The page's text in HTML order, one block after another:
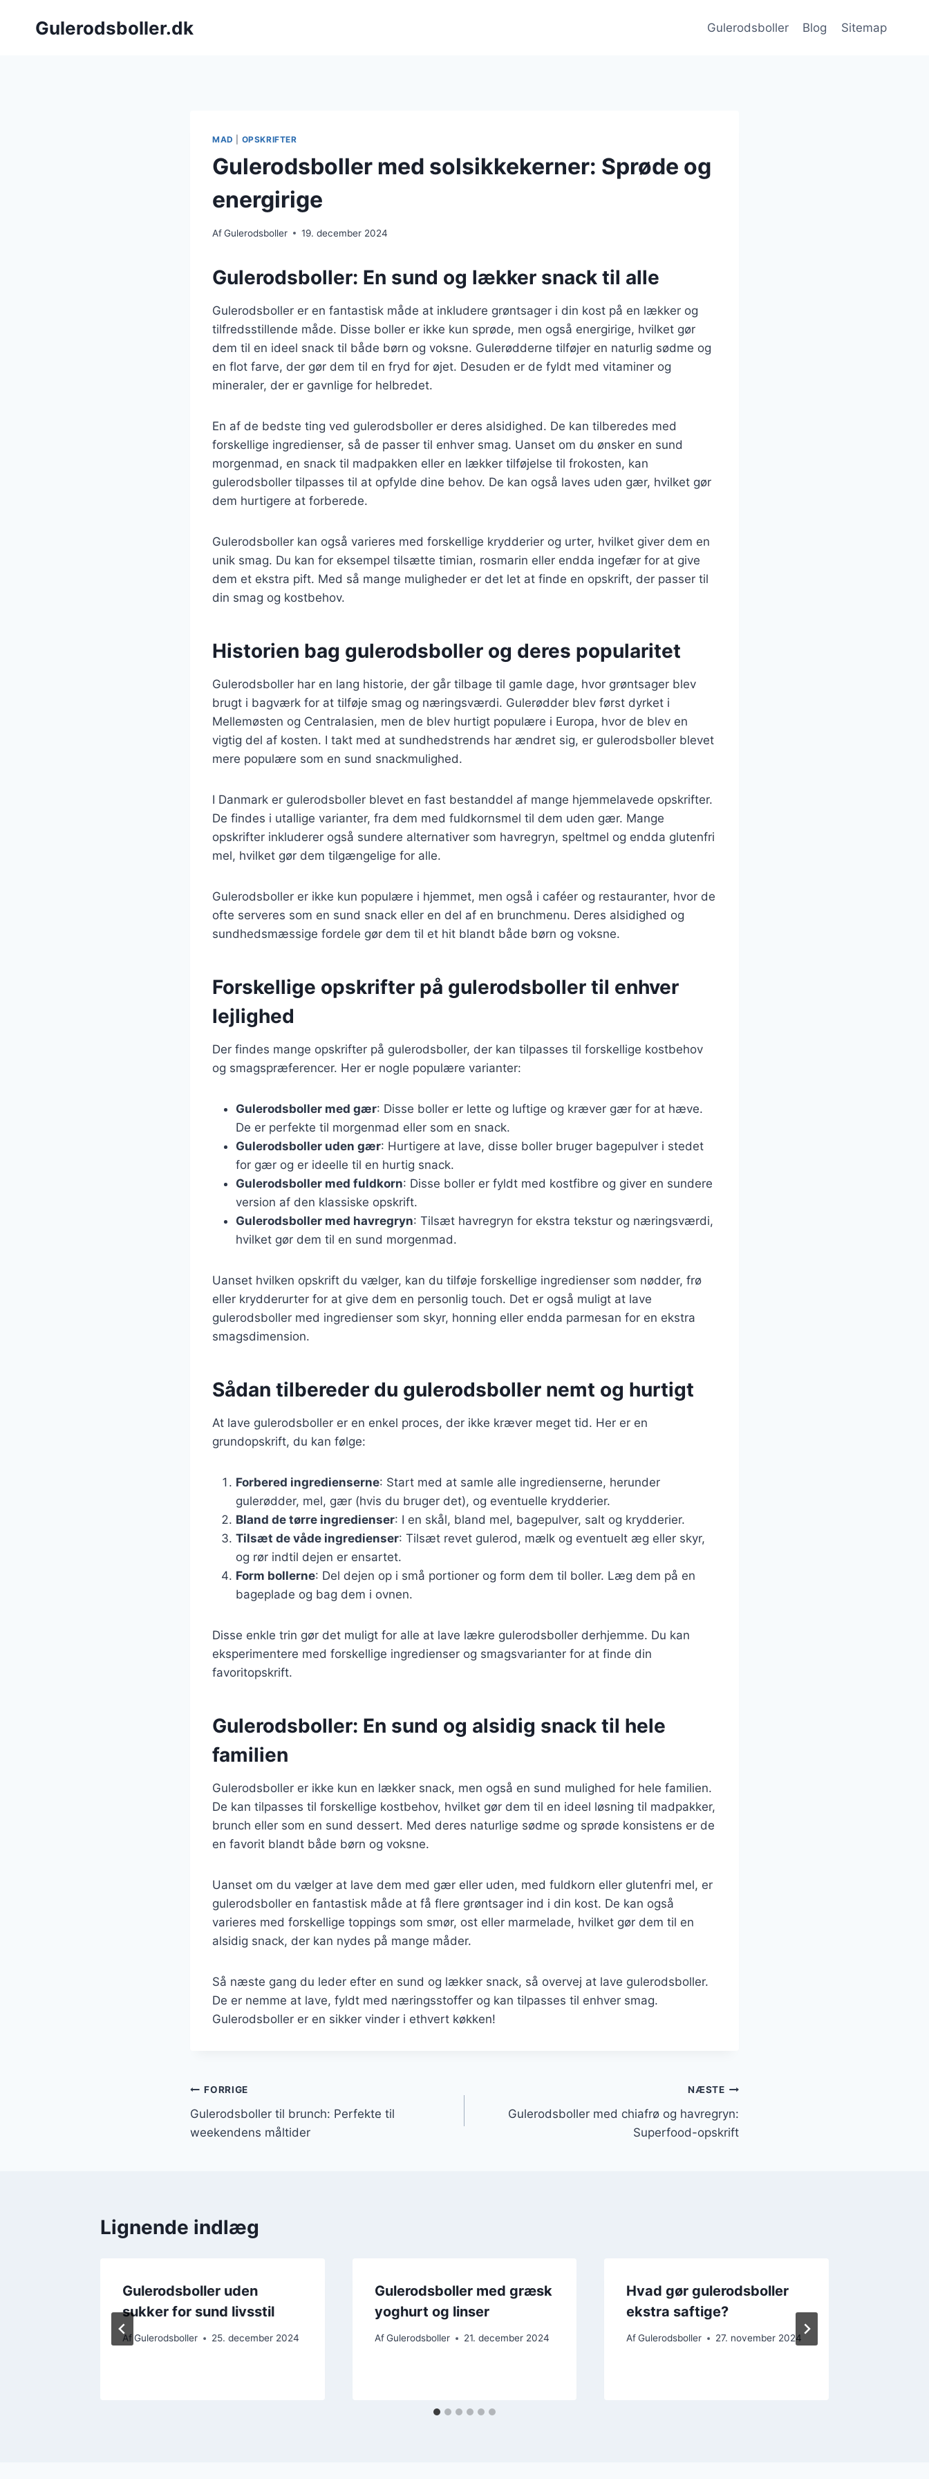
Gulerodsboller.dk Gulerodsboller Blog Sitemap
MAD OPSKRIFTER
Gulerodsboller med solsikkekerner: Sprøde og
energirige
AfGulerodsboller 19. december 2024
Gulerodsboller: En sund og lækker snack til alle
Gulerodsboller er en fantastisk måde at inkludere grøntsager i din kost på en lækker og
tilfredsstillende måde. Disse boller er ikke kun sprøde, men også energirige, hvilket gør
dem til en ideel snack til både børn og voksne. Gulerødderne tilføjer en naturlig sødme og
en flot farve, der gør dem til en fryd for øjet. Desuden er de fyldt med vitaminer og
mineraler, der er gavnlige for helbredet.
En af de bedste ting ved gulerodsboller er deres alsidighed. De kan tilberedes med
forskellige ingredienser, så de passer til enhver smag. Uanset om du ønsker en sund
morgenmad, en snack til madpakken eller en lækker tilføjelse til frokosten, kan
gulerodsboller tilpasses til at opfylde dine behov. De kan også laves uden gær, hvilket gør
dem hurtigere at forberede.
Gulerodsboller kan også varieres med forskellige krydderier og urter, hvilket giver dem en
unik smag. Du kan for eksempel tilsætte timian, rosmarin eller endda ingefær for at give
dem et ekstra pift. Med så mange muligheder er det let at finde en opskrift, der passer til
din smag og kostbehov.
Historien bag gulerodsboller og deres popularitet
Gulerodsboller har en lang historie, der går tilbage til gamle dage, hvor grøntsager blev
brugt i bagværk for at tilføje smag og næringsværdi. Gulerødder blev først dyrket i
Mellemøsten og Centralasien, men de blev hurtigt populære i Europa, hvor de blev en
vigtig del af kosten. I takt med at sundhedstrends har ændret sig, er gulerodsboller blevet
mere populære som en sund snackmulighed.
I Danmark er gulerodsboller blevet en fast bestanddel af mange hjemmelavede opskrifter.
De findes i utallige varianter, fra dem med fuldkornsmel til dem uden gær. Mange
opskrifter inkluderer også sundere alternativer som havregryn, speltmel og endda glutenfri
mel, hvilket gør dem tilgængelige for alle.
Gulerodsboller er ikke kun populære i hjemmet, men også i caféer og restauranter, hvor de
ofte serveres som en sund snack eller en del af en brunchmenu. Deres alsidighed og
sundhedsmæssige fordele gør dem til et hit blandt både børn og voksne.
Forskellige opskrifter på gulerodsboller til enhver
lejlighed
Der findes mange opskrifter på gulerodsboller, der kan tilpasses til forskellige kostbehov
og smagspræferencer. Her er nogle populære varianter:
Gulerodsboller med gær: Disse boller er lette og luftige og kræver gær for at hæve.
De er perfekte til morgenmad eller som en snack.
Gulerodsboller uden gær: Hurtigere at lave, disse boller bruger bagepulver i stedet
for gær og er ideelle til en hurtig snack.
Gulerodsboller med fuldkorn: Disse boller er fyldt med kostfibre og giver en sundere
version af den klassiske opskrift.
Gulerodsboller med havregryn: Tilsæt havregryn for ekstra tekstur og næringsværdi,
hvilket gør dem til en sund morgenmad.
Uanset hvilken opskrift du vælger, kan du tilføje forskellige ingredienser som nødder, frø
eller krydderurter for at give dem en personlig touch. Det er også muligt at lave
gulerodsboller med ingredienser som skyr, honning eller endda parmesan for en ekstra
smagsdimension.
Sådan tilbereder du gulerodsboller nemt og hurtigt
At lave gulerodsboller er en enkel proces, der ikke kræver meget tid. Her er en
grundopskrift, du kan følge:
Forbered ingredienserne: Start med at samle alle ingredienserne, herunder
gulerødder, mel, gær (hvis du bruger det), og eventuelle krydderier.
Bland de tørre ingredienser: I en skål, bland mel, bagepulver, salt og krydderier.
Tilsæt de våde ingredienser: Tilsæt revet gulerod, mælk og eventuelt æg eller skyr,
og rør indtil dejen er ensartet.
Form bollerne: Del dejen op i små portioner og form dem til boller. Læg dem på en
bageplade og bag dem i ovnen.
Disse enkle trin gør det muligt for alle at lave lækre gulerodsboller derhjemme. Du kan
eksperimentere med forskellige ingredienser og smagsvarianter for at finde din
favoritopskrift.
Gulerodsboller: En sund og alsidig snack til hele
familien
Gulerodsboller er ikke kun en lækker snack, men også en sund mulighed for hele familien.
De kan tilpasses til forskellige kostbehov, hvilket gør dem til en ideel løsning til madpakker,
brunch eller som en sund dessert. Med deres naturlige sødme og sprøde konsistens er de
en favorit blandt både børn og voksne.
Uanset om du vælger at lave dem med gær eller uden, med fuldkorn eller glutenfri mel, er
gulerodsboller en fantastisk måde at få flere grøntsager ind i din kost. De kan også
varieres med forskellige toppings som smør, ost eller marmelade, hvilket gør dem til en
alsidig snack, der kan nydes på mange måder.
Så næste gang du leder efter en sund og lækker snack, så overvej at lave gulerodsboller.
De er nemme at lave, fyldt med næringsstoffer og kan tilpasses til enhver smag.
Gulerodsboller er en sikker vinder i ethvert køkken!
Indlægsnavigation
FORRIGE
Gulerodsboller til brunch: Perfekte til
weekendens måltider
NÆSTE
Gulerodsboller med chiafrø og havregryn:
Superfood-opskrift
Lignende indlæg
Gulerodsboller uden
sukker for sund livsstil
AfGulerodsboller 25. december 2024
Gulerodsboller med græsk
yoghurt og linser
Af Gulerodsboller 21. december 2024
Hvad gør gulerodsboller
ekstra saftige?
Af Gulerodsboller 27. november 2024